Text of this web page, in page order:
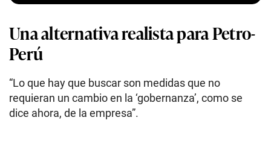
Una alternativa realista para Petro-
Perú
“Lo que hay que buscar son medidas que no
requieran un cambio en la ‘gobernanza’, como se
dice ahora, de la empresa”.